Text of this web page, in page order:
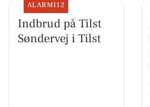
ALARM112
Indbrud på Tilst
Søndervej i Tilst